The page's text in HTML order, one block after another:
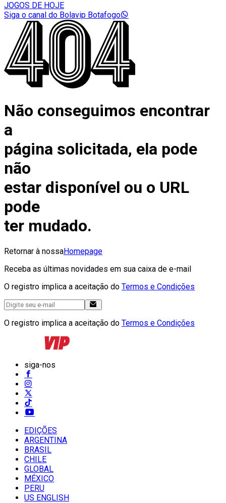
JOGOS DE HOJE
Siga o canal do Bolavip Botafogo
Não conseguimos encontrar
a
página solicitada, ela pode
não
estar disponível ou o URL
pode
ter mudado.
Retornar à nossaHomepage
Receba as últimas novidades em sua caixa de e-mail
O registro implica a aceitação do Termos e Condições
O registro implica a aceitação do Termos e Condições
siga-nos
EDIÇÕES
ARGENTINA
BRASIL
CHILE
GLOBAL
MÉXICO
PERU
US ENGLISH